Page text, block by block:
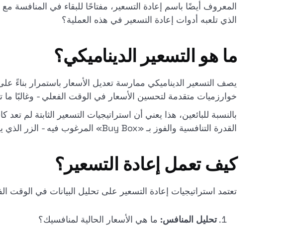
المعروف أيضًا باسم إعادة التسعير، مفتاحًا للبقاء في المنافسة
الذي تلعبه أدوات إعادة التسعير في هذه العملية؟
ما هو التسعير الديناميكي؟
خوارزميات متقدمة لتحسين الأسعار في الوقت الفعلي - وغالبًا
بالنسبة للبائعين، هذا يعني أن استراتيجيات التسعير الثابتة
القدرة التنافسية والفوز بـ «Buy Box» المرغوب فيه - الزر الذي يظهر لمعظم المشترين وهو مسؤول بشكل كبير عن المبيعات.
كيف تعمل إعادة التسعير؟
تعتمد استراتيجيات إعادة التسعير على تحليل البيانات في الوقت
تحليل المنافس: ما هي الأسعار الحالية لمنافسيك؟